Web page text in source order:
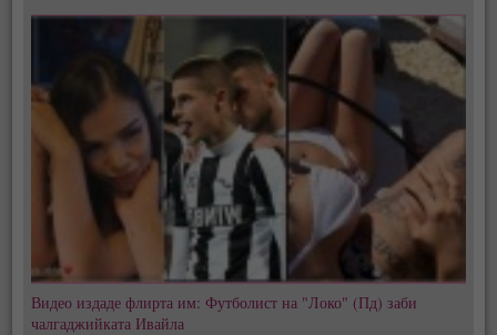
Видео издаде флирта им: Футболист на "Локо" (Пд) заби
чалгаджийката Ивайла